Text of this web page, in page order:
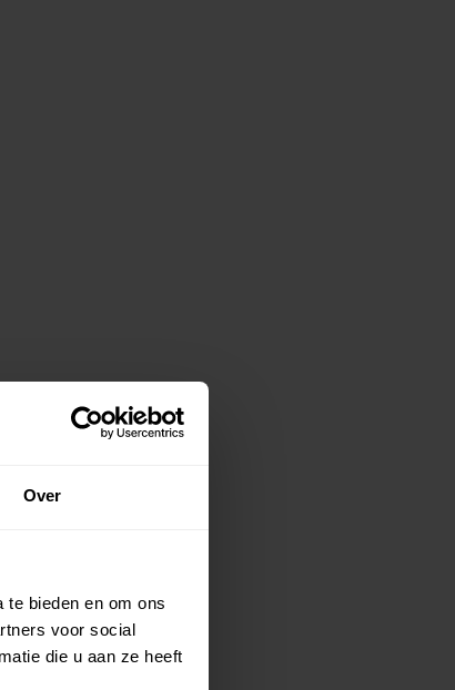
Over
bieden en om ons
voor social
die u aan ze heeft